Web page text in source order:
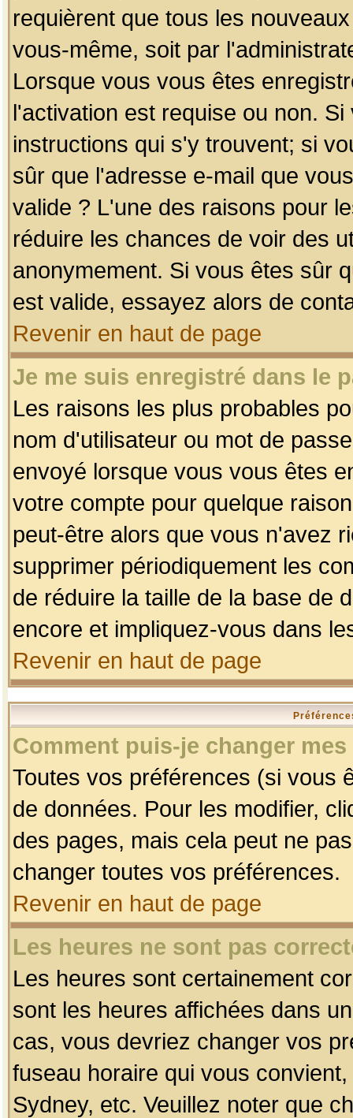
requièrent que tous les
vous-même, soit par
Lorsque vous vous êtes
l'activation est requise ou non.
instructions qui s'y trouvent; si
sûr que l'adresse e-mail que
valide ? L'une des raisons pour
réduire les chances de voir des
anonymement. Si vous êtes sûr
est valide, essayez alors de
Revenir en haut de page
Je me suis enregistré dans le
Les raisons les plus probables
nom d'utilisateur ou mot de
envoyé lorsque vous vous êtes
votre compte pour quelque
peut-être alors que vous n'avez
supprimer périodiquement les
de réduire la taille de la base de
encore et impliquez-vous dans
Revenir en haut de page
Comment puis-je changer
Toutes vos préférences (si vous
de données. Pour les modifier,
des pages, mais cela peut ne
changer toutes vos préférences.
Revenir en haut de page
Les heures ne sont pas
Les heures sont certainement
sont les heures affichées dans
cas, vous devriez changer vos
fuseau horaire qui vous
Sydney, etc. Veuillez noter que